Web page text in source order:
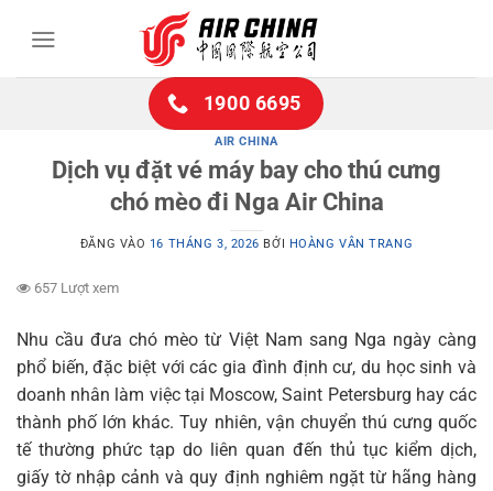
1900 6695
AIR CHINA
Dịch vụ đặt vé máy bay cho thú cưng
chó mèo đi Nga Air China
ĐĂNG VÀO 16 THÁNG 3, 2026 BỞI HOÀNG VÂN TRANG
657 Lượt xem
Nhu cầu đưa chó mèo từ Việt Nam sang Nga ngày càng
phổ biến, đặc biệt với các gia đình định cư, du học sinh và
doanh nhân làm việc tại Moscow, Saint Petersburg hay các
thành phố lớn khác. Tuy nhiên, vận chuyển thú cưng quốc
tế thường phức tạp do liên quan đến thủ tục kiểm dịch,
giấy tờ nhập cảnh và quy định nghiêm ngặt từ hãng hàng